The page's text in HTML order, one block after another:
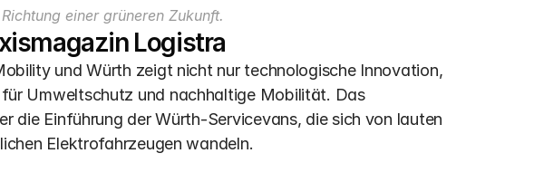
einer grüneren Zukunft.
Logistra
und Würth zeigt nicht nur technologische Innovation,
Umweltschutz und nachhaltige Mobilität. Das
die Einführung der Würth-Servicevans, die sich von lauten
Elektrofahrzeugen wandeln.